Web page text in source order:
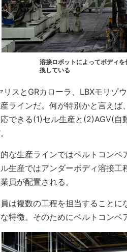
溶接ロボットによってボディ
換している
スとGRカローラ、LBXモリゾ
ラインだ。何が特別かと言え
できる(1)セル生産と(2)AGV(自
な生産ラインではベルトコンベ
生産ではアンダーボディ溶接
員が配置される。
は複数の工程を担当することに
特徴。そのためにベルトコンベ